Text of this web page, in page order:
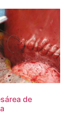
de